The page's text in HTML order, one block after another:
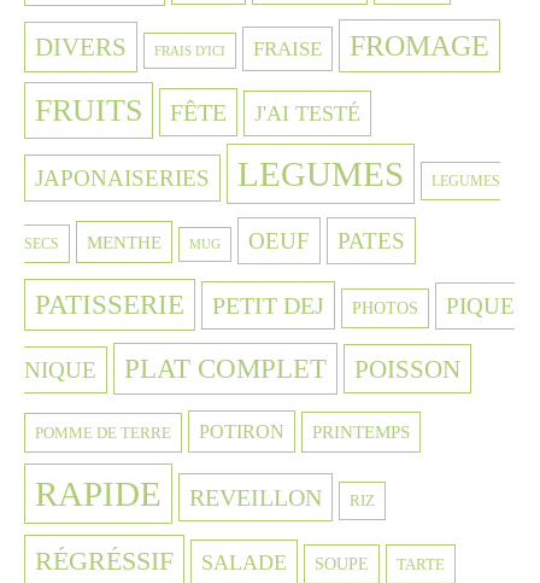
DIVERS FRAIS D'ICI FRAISE FROMAGE
FRUITS FÊTE J'AI TESTÉ
JAPONAISERIES LEGUMES LEGUMES
SECS MENTHE MUG OEUF PATES
PATISSERIE PETIT DEJ PHOTOS PIQUE
NIQUE PLAT COMPLET POISSON
POMME DE TERRE POTIRON PRINTEMPS
RAPIDE REVEILLON RIZ
RÉGRÉSSIF SALADE SOUPE TARTE